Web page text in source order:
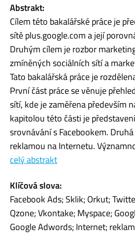
Abstrakt:
Cílem této bakalářské práce je
sítě plus.google.com a její
Druhým cílem je rozbor
zmíněných sociálních sítí a
Tato bakalářská práce je
První část práce se věnuje
sítí, kde je zaměřena především
kapitolou této části je
srovnávání s Facebookem.
reklamou na Internetu.
celý abstrakt
Klíčová slova:
Facebook Ads; Sklik; Orkut;
Qzone; Vkontake; Myspace;
Google Adwords; Internet;